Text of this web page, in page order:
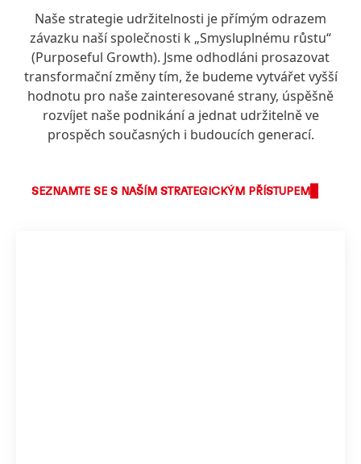
Naše strategie udržitelnosti je přímým odrazem
závazku naší společnosti k „Smysluplnému růstu“
(Purposeful Growth). Jsme odhodláni prosazovat
transformační změny tím, že budeme vytvářet vyšší
hodnotu pro naše zainteresované strany, úspěšně
rozvíjet naše podnikání a jednat udržitelně ve
prospěch současných i budoucích generací.
SEZNAMTE SE S NAŠÍM STRATEGICKÝM PŘÍSTUPEM